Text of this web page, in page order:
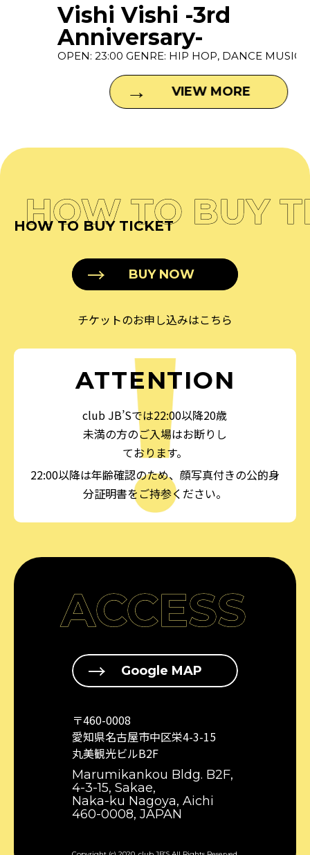
Vishi Vishi -3rd
Anniversary-
OPEN: 23:00 GENRE: HIP HOP, DANCE MUSIC P...
VIEW MORE
HOW TO BUY
HOW TO BUY TICKET
BUY NOW
チケットのお申し込みはこちら
ATTENTION
club JB’Sでは22:00以降20歳
未満の方のご入場はお断りし
ております。
22:00以降は年齢確認のため、顔写真付きの公的身
分証明書をご持参ください。
ACCESS
Google MAP
〒460-0008
愛知県名古屋市中区栄4-3-15
丸美観光ビルB2F
Marumikankou Bldg. B2F,
4-3-15, Sakae,
Naka-ku Nagoya, Aichi
460-0008, JAPAN